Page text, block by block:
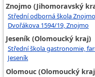
Znojmo (Jihomoravský
Střední odborná škola
Dvořákova 1594/19, Znojmo
Jeseník (Olomoucký kraj)
Střední škola gastronomie,
Jeseník
Olomouc (Olomoucký